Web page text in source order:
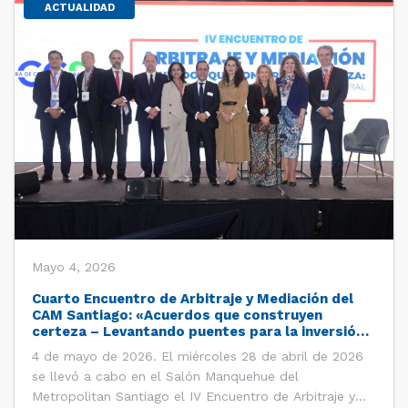
ACTUALIDAD
Mayo 4, 2026
Cuarto Encuentro de Arbitraje y Mediación del
CAM Santiago: «Acuerdos que construyen
certeza – Levantando puentes para la inversión
4 de mayo de 2026. El miércoles 28 de abril de 2026
se llevó a cabo en el Salón Manquehue del
Metropolitan Santiago el IV Encuentro de Arbitraje y